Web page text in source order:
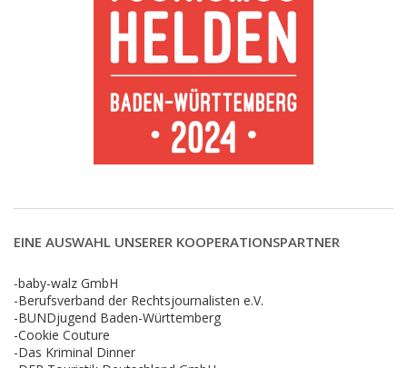
EINE AUSWAHL UNSERER KOOPERATIONSPARTNER
-baby-walz GmbH
-Berufsverband der Rechtsjournalisten e.V.
-BUNDjugend Baden-Württemberg
-Cookie Couture
-Das Kriminal Dinner